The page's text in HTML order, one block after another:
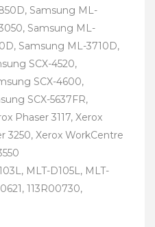
Samsung ML-
Samsung ML-
Samsung ML-3710D,
SCX-4520,
SCX-4600,
SCX-5637FR,
Phaser 3117, Xerox
3250, Xerox WorkCentre
MLT-D105L, MLT-
113R00730,